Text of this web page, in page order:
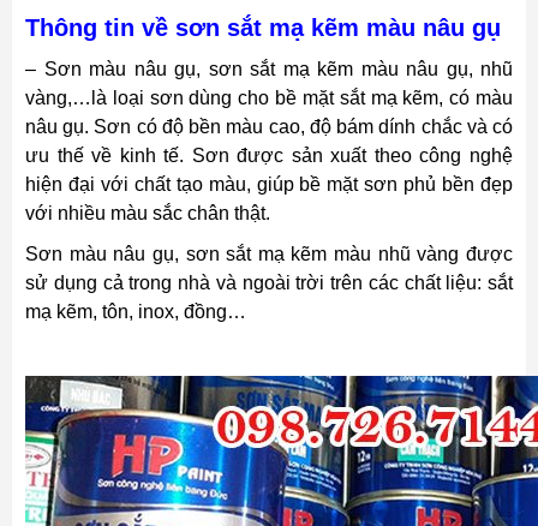
Thông tin về sơn sắt mạ kẽm màu nâu gụ
– Sơn màu nâu gụ, sơn sắt mạ kẽm màu nâu gụ, nhũ
vàng,…là loại sơn dùng cho bề mặt sắt mạ kẽm, có màu
nâu gụ. Sơn có độ bền màu cao, độ bám dính chắc và có
ưu thế về kinh tế. Sơn được sản xuất theo công nghệ
hiện đại với chất tạo màu, giúp bề mặt sơn phủ bền đẹp
với nhiều màu sắc chân thật.
Sơn màu nâu gụ, sơn sắt mạ kẽm màu nhũ vàng được
sử dụng cả trong nhà và ngoài trời trên các chất liệu: sắt
mạ kẽm, tôn, inox, đồng…